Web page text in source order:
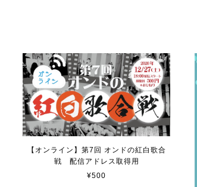
【オンライン】第7回 オンドの紅白歌合
戦 配信アドレス取得用
¥500